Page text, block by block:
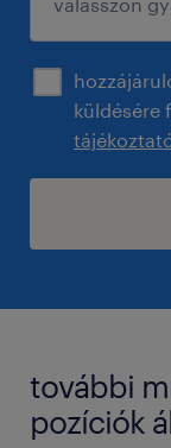
küldésére
további
pozíciók